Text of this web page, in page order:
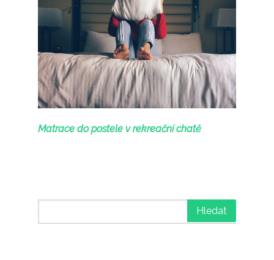
Matrace do postele v rekreační chatě